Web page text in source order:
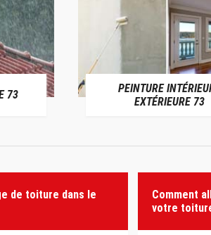
73
PEINTURE
EXTÉRIEURE 73
de toiture dans le
Comment
votre